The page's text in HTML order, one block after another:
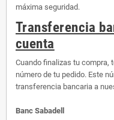
máxima seguridad.
Transferencia
cuenta
Cuando finalizas tu compra,
número de tu pedido. Este
transferencia bancaria a
Banc Sabadell